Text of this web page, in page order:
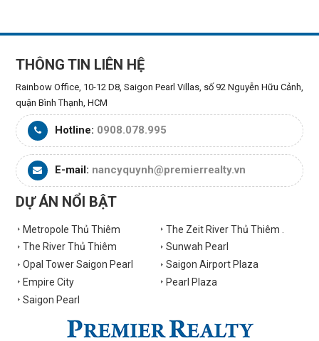
THÔNG TIN LIÊN HỆ
Rainbow Office, 10-12 D8, Saigon Pearl Villas, số 92 Nguyễn Hữu Cảnh,
quận Bình Thạnh, HCM
Hotline: 0908.078.995
E-mail: nancyquynh@premierrealty.vn
DỰ ÁN NỔI BẬT
Metropole Thủ Thiêm
The Zeit River Thủ Thiêm .
The River Thủ Thiêm
Sunwah Pearl
Opal Tower Saigon Pearl
Saigon Airport Plaza
Empire City
Pearl Plaza
Saigon Pearl